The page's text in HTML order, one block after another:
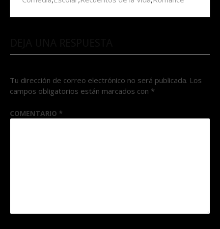
Tu dirección de correo electrónico no será publicada. Los
campos obligatorios están marcados con *
COMENTARIO *